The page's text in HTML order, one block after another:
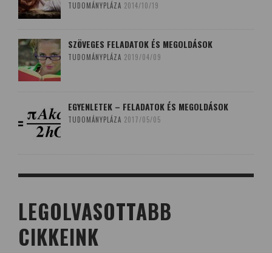
TUDOMÁNYPLÁZA 2014/10/19
SZÖVEGES FELADATOK ÉS MEGOLDÁSOK
TUDOMÁNYPLÁZA 2019/04/09
EGYENLETEK – FELADATOK ÉS MEGOLDÁSOK
TUDOMÁNYPLÁZA 2017/05/05
LEGOLVASOTTABB
CIKKEINK